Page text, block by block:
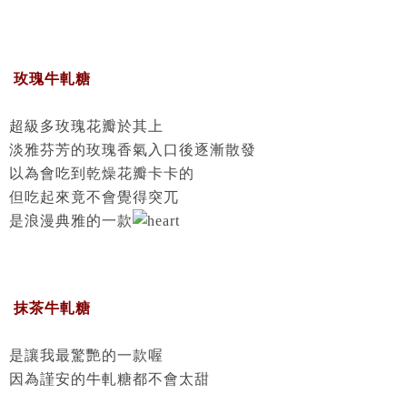
玫瑰牛軋糖
超級多玫瑰花瓣於其上
淡雅芬芳的玫瑰香氣入口後逐漸散發
以為會吃到乾燥花瓣卡卡的
但吃起來竟不會覺得突兀
是浪漫典雅的一款
抹茶牛軋糖
是讓我最驚艷的一款喔
因為謹安的牛軋糖都不會太甜